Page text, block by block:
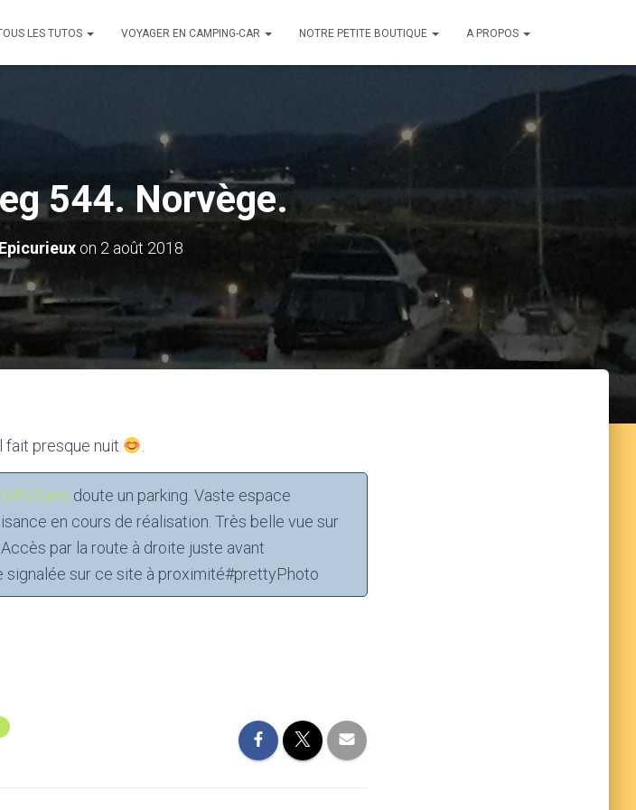
LES TUTOS VOYAGER EN CAMPING-CAR NOTRE PETITE BOUTIQUE A PROPOS
544. Norvège.
on 2 août 2018
fait presque nuit
Sans doute un parking. Vaste espace
en cours de réalisation. Très belle vue sur
par la route à droite juste avant
signalée sur ce site à proximité#prettyPhoto